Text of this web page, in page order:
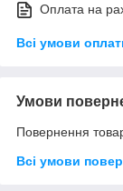
Оплата на
Всі умови
Умови
Повернення
Всі умови